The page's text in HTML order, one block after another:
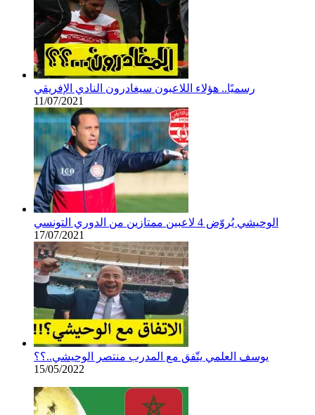
رسميًا.. هؤلاء اللاعبون سيغادرون النادي الإفريقي
11/07/2021
الوحيشي يُروّض 4 لاعبين ممتازين من الدوري التونسي
17/07/2021
يوسف العلمي يتّفق مع المدرب منتصر الوحيشي..؟؟
15/05/2022